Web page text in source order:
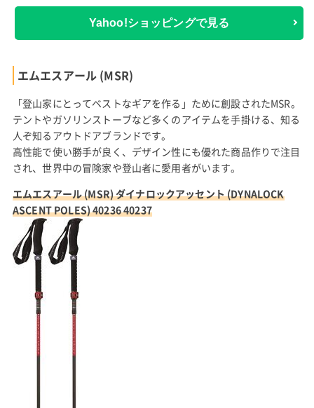
Yahoo!ショッピングで見る
エムエスアール (MSR)
「登山家にとってベストなギアを作る」ために創設されたMSR。
テントやガソリンストーブなど多くのアイテムを手掛ける、知る
人ぞ知るアウトドアブランドです。
高性能で使い勝手が良く、デザイン性にも優れた商品作りで注目
され、世界中の冒険家や登山者に愛用者がいます。
エムエスアール (MSR) ダイナロックアッセント (DYNALOCK
ASCENT POLES) 40236 40237